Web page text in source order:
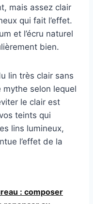
mais assez clair
qui fait l’effet.
et l’écru naturel
bien.
lin très clair sans
mythe selon lequel
le clair est
teints qui
lins lumineux,
l’effet de la
: composer